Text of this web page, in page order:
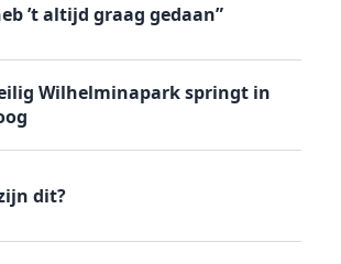
’t altijd graag gedaan”
Wilhelminapark springt in
dit?